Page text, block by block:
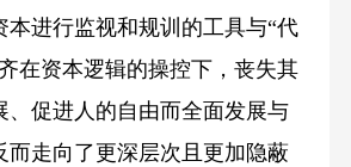
本进行监视和规训的工具与“代
在资本逻辑的操控下，丧失其
、促进人的自由而全面发展与
而走向了更深层次且更加隐蔽